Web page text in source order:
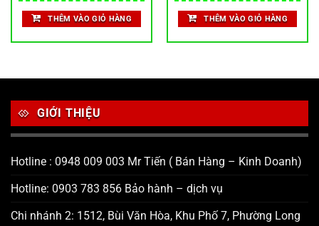
THÊM VÀO GIỎ HÀNG THÊM VÀO GIỎ HÀNG
GIỚI THIỆU
Hotline : 0948 009 003 Mr Tiến ( Bán Hàng – Kinh Doanh)
Hotline: 0903 783 856 Bảo hành – dịch vụ
Chi nhánh 2: 1512, Bùi Văn Hòa, Khu Phố 7, Phường Long